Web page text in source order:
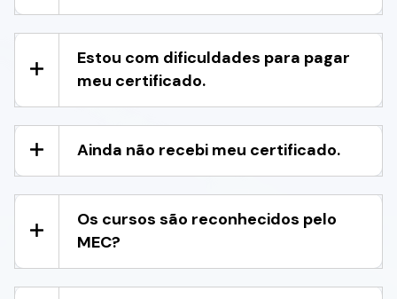
Estou com dificuldades para pagar
meu certificado.
Ainda não recebi meu certificado.
Os cursos são reconhecidos pelo
MEC?